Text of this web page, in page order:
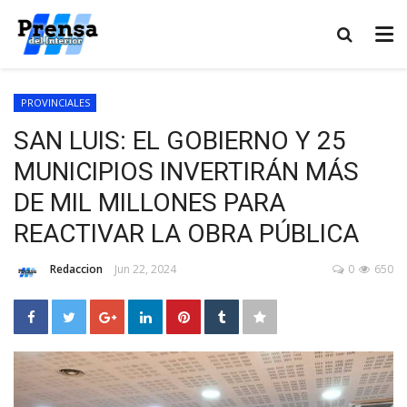
PROVINCIALES
SAN LUIS: EL GOBIERNO Y 25
MUNICIPIOS INVERTIRÁN MÁS
DE MIL MILLONES PARA
REACTIVAR LA OBRA PÚBLICA
Redaccion Jun 22, 2024 650
0